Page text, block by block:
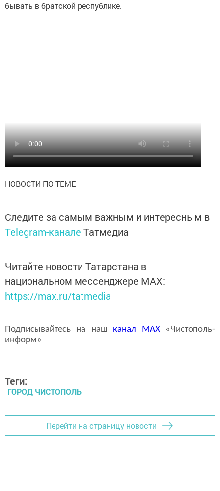
бывать в братской республике.
НОВОСТИ ПО ТЕМЕ
Следите за самым важным и интересным в
Telegram-канале Татмедиа
Читайте новости Татарстана в
национальном мессенджере MАХ:
https://max.ru/tatmedia
Подписывайтесь на наш канал MAX«Чистополь-
информ»
Теги:
ГОРОД ЧИСТОПОЛЬ
Перейти на страницу новости